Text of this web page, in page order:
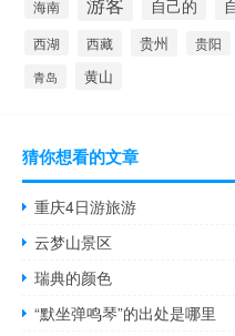
海南 自己的
西湖 西藏 贵州 贵阳
青岛 黄山
猜你想看的文章
重庆4日游旅游
云梦山景区
瑞典的颜色
“默坐弹鸣琴”的出处是哪里